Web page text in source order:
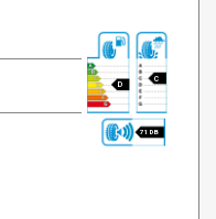
D
C
71 DB